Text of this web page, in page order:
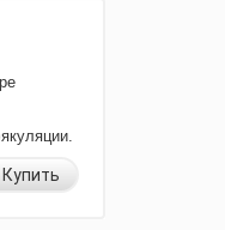
Купить